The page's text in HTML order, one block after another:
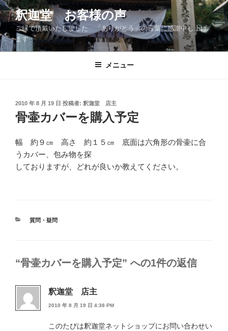
コ
ン
ン
ツ
釈迦堂 お客様の声
ご縁で頂戴いたしました 「ありがとう」の言葉に感謝申し上げ
ます
メニュー
投
稿
日:
2010 年 8 月 19 日 投稿者: 釈迦堂 店主
骨壷カバーを購入予定
幅 約９㎝ 高さ 約１５㎝ 底面は六角形の骨壷に合
うカバー、包み物を探
しておりますが、どれが良いか教えてください。
カ
質問・疑問
“骨壷カバーを購入予定” への1件の返信
釈迦堂 店主
2010 年 8 月 19 日 4:38 PM
このたびは釈迦堂ネットショップにお問い合わせい